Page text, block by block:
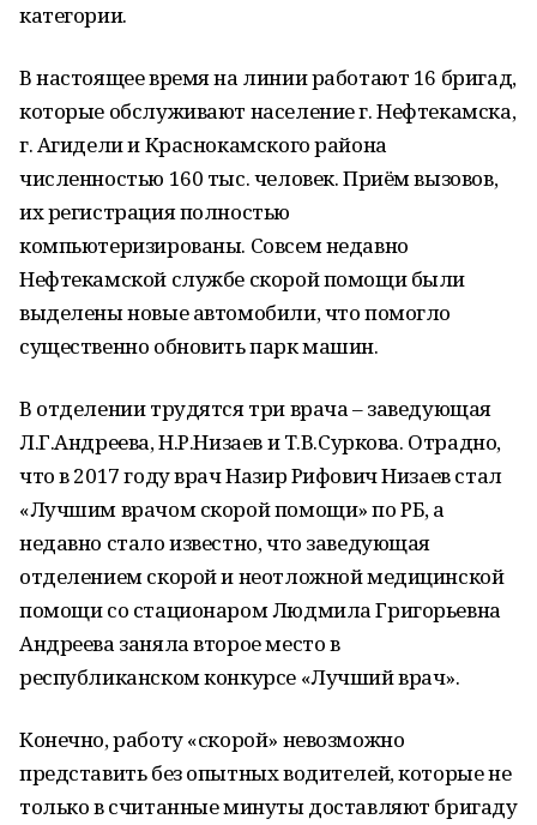
категории.
В настоящее время на линии работают 16 бригад,
которые обслуживают население г. Нефтекамска,
г. Агидели и Краснокамского района
численностью 160 тыс. человек. Приём вызовов,
их регистрация полностью
компьютеризированы. Совсем недавно
Нефтекамской службе скорой помощи были
выделены новые автомобили, что помогло
существенно обновить парк машин.
В отделении трудятся три врача – заведующая
Л.Г.Андреева, Н.Р.Низаев и Т.В.Суркова. Отрадно,
что в 2017 году врач Назир Рифович Низаев стал
«Лучшим врачом скорой помощи» по РБ, а
недавно стало известно, что заведующая
отделением скорой и неотложной медицинской
помощи со стационаром Людмила Григорьевна
Андреева заняла второе место в
республиканском конкурсе «Лучший врач».
Конечно, работу «скорой» невозможно
представить без опытных водителей, которые не
только в считанные минуты доставляют бригаду